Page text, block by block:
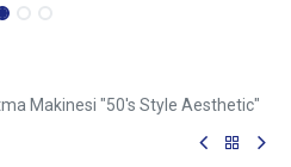
Makinesi "50's Style Aesthetic"